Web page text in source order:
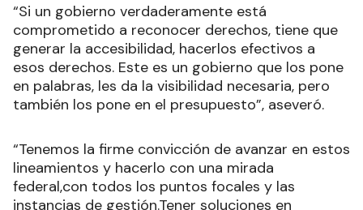
“Si un gobierno verdaderamente está
comprometido a reconocer derechos, tiene que
generar la accesibilidad, hacerlos efectivos a
esos derechos. Este es un gobierno que los pone
en palabras, les da la visibilidad necesaria, pero
también los pone en el presupuesto”, aseveró.
“Tenemos la firme convicción de avanzar en estos
lineamientos y hacerlo con una mirada
federal,con todos los puntos focales y las
instancias de gestión.Tener soluciones en